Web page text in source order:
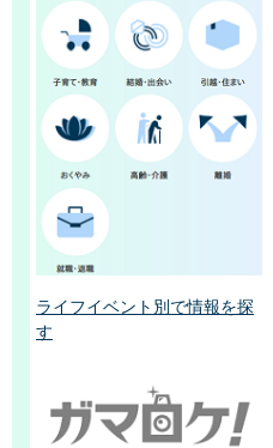
ライフイベント別で情報を探
す